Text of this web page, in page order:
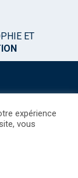
ET
expérience
vous